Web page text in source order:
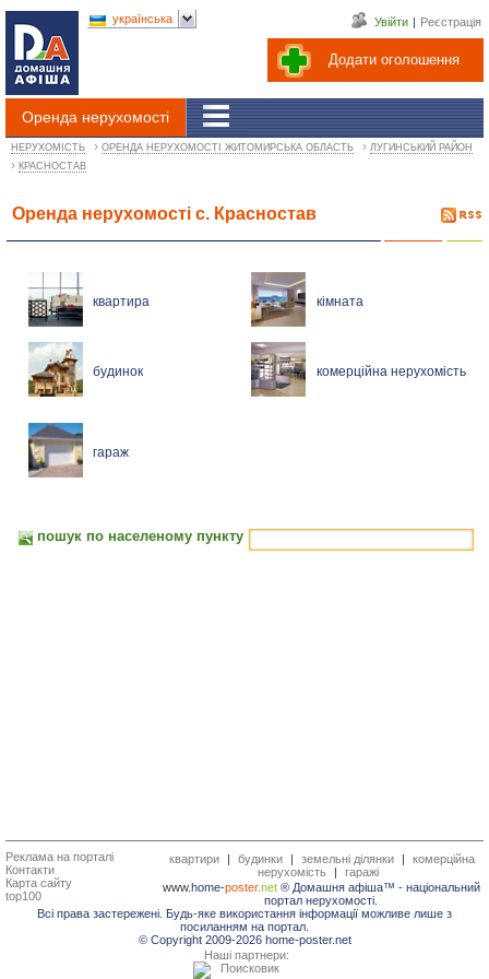
Додати оголошення
Увійти | Реєстрація
Оренда нерухомості
українська
НЕРУХОМІСТЬ › ОРЕНДА НЕРУХОМОСТІ ЖИТОМИРСЬКА ОБЛАСТЬ › ЛУГИНСЬКИЙ РАЙОН
› КРАСНОСТАВ
Оренда нерухомості с. Красностав
квартира кімната
будинок комерційна нерухомість
гараж
пошук по населеному пункту
Реклама на порталі
Контакти
Карта сайту
top100
квартири | будинки | земельні ділянки |
комерційна
нерухомість
|
гаражі
www.home-poster.net® Домашня афіша™ - національний
портал нерухомості.
Всі права застережені. Будь-яке використання інформації можливе лише з
посиланням на портал.
© Copyright 2009-2026 home-poster.net
Наші партнери: